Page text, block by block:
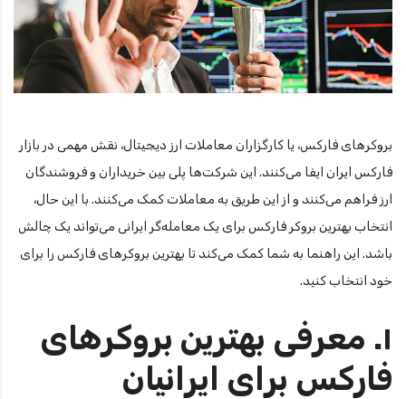
بروکرهای فارکس، یا کارگزاران معاملات ارز دیجیتال، نقش مهمی در بازار
فارکس ایران ایفا می‌کنند. این شرکت‌ها پلی بین خریداران و فروشندگان
ارز فراهم می‌کنند و از این طریق به معاملات کمک می‌کنند. با این حال،
انتخاب بهترین بروکر فارکس برای یک معامله‌گر ایرانی می‌تواند یک چالش
باشد. این راهنما به شما کمک می‌کند تا بهترین بروکرهای فارکس را برای
خود انتخاب کنید.
۱. معرفی بهترین بروکرهای
فارکس برای ایرانیان